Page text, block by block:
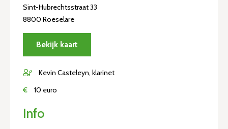
Sint-Hubrechtsstraat 33
8800 Roeselare
Bekijk kaart
Kevin Casteleyn, klarinet
€
10 euro
Info